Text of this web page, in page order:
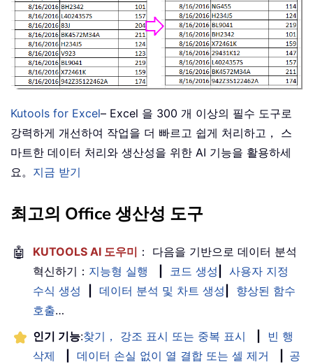
Kutools for Excel– Excel 을 300 개 이상의 필수 도구로
강력하게 개선하여 작업을 더 빠르고 쉽게 처리하고， 스
마트한 데이터 처리와 생산성을 위한 AI 기능을 활용하세
요。 지금 받기
최고의 Office 생산성 도구
🤖 KUTOOLS AI 도우미 ： 다음을 기반으로 데이터 분석
혁신하기： 지능형 실행 코드 생성
사용자 지정
수식 생성
데이터 분석 및 차트 생성
향상된 함수
호출…
인기 기능:찾기， 강조 표시 또는 중복 표시
빈 행
삭제
데이터 손실 없이 열 결합 또는 셀 제거
공